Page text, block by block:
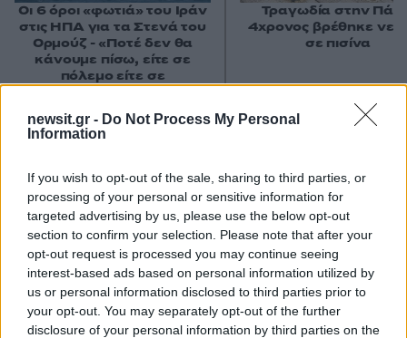
newsit.gr - Do Not Process My Personal
Information
If you wish to opt-out of the sale, sharing to third parties, or
processing of your personal or sensitive information for
targeted advertising by us, please use the below opt-out
section to confirm your selection. Please note that after your
opt-out request is processed you may continue seeing
interest-based ads based on personal information utilized by
us or personal information disclosed to third parties prior to
your opt-out. You may separately opt-out of the further
disclosure of your personal information by third parties on the
Σχολίασε εδώ
50 /50
Οι 6 όροι «φωτιά» του Ιράν
στις ΗΠΑ για τα Στενά του
Ορμούζ - «Ποτέ δεν θα
κάνουμε πίσω, είτε σε
πόλεμο είτε σε
διαπραγματεύσεις»
Τραγωδία στην
4χρονος βρέθηκε
σε πισίνα